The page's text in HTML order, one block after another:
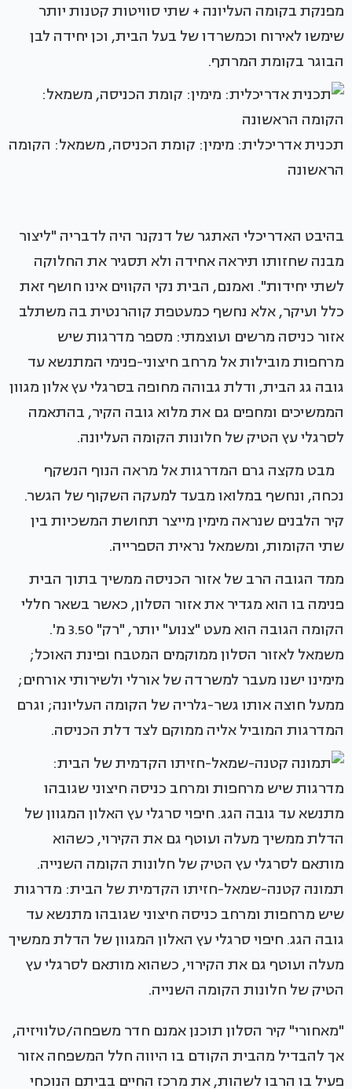
מפנקת בקומה העליונה + שתי סוויטות קטנות יותר
שימשו לאירוח וכמשרדו של בעל הבית, וכן יחידה לבן
הבוגר בקומת המרתף.
תכנית אדריכלית: מימין: קומת הכניסה, משמאל: הקומה
הראשונה
בהיבט האדריכלי האתגר של דנקנר היה לדבריה "ליצור
מבנה שחזותו תיראה אחידה ולא תסגיר את החלוקה
לשתי יחידות". ואמנם, הבית נקי הקווים אינו חושף זאת
כלל ועיקר, אלא נחשף כמעטפת קוהרנטית בה משתלב
אזור כניסה מרשים ועוצמתי: מספר מדרגות שיש
מרחפות מובילות אל מרחב חיצוני-פנימי המתנשא עד
גובה גג הבית, ודלת גבוהה מחופה בסרגלי עץ אלון מגוון
הממשיכים ומחפים גם את מלוא גובה הקיר, בהתאמה
לסרגלי עץ הטיק של חלונות הקומה העליונה.
מבט מקצה גרם המדרגות אל מראה הנוף הנשקף
נכחה, ונחשף במלואו מבעד למעקה השקוף של הגשר.
קיר הלבנים שנראה מימין מייצר תחושת המשכיות בין
שתי הקומות, ומשמאל נראית הספרייה.
ממד הגובה הרב של אזור הכניסה ממשיך בתוך הבית
פנימה בו הוא מגדיר את אזור הסלון, כאשר בשאר חללי
הקומה הגובה הוא מעט "צנוע" יותר, "רק" 3.50 מ'.
משמאל לאזור הסלון ממוקמים המטבח ופינת האוכל;
מימינו ישנו מעבר למשרדה של אורלי ולשירותי אורחים;
ממעל חוצה אותו גשר-גלריה של הקומה העליונה; וגרם
המדרגות המוביל אליה ממוקם לצד דלת הכניסה.
תמונה קטנה-שמאל-חזיתו הקדמית של הבית: מדרגות
שיש מרחפות ומרחב כניסה חיצוני שגובהו מתנשא עד
גובה הגג. חיפוי סרגלי עץ האלון המגוון של הדלת ממשיך
מעלה ועוטף גם את הקירוי, כשהוא מותאם לסרגלי עץ
הטיק של חלונות הקומה השנייה.
"מאחורי" קיר הסלון תוכנן אמנם חדר משפחה/טלוויזיה,
אך להבדיל מהבית הקודם בו היווה חלל המשפחה אזור
פעיל בו הרבו לשהות, את מרכז החיים בביתם הנוכחי